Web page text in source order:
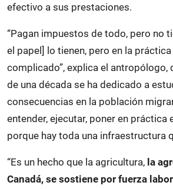
efectivo a sus prestaciones.
“Pagan impuestos de todo, pero no
el papel] lo tienen, pero en la
complicado”, explica el antropólogo,
de una década se ha dedicado a
consecuencias en la población
entender, ejecutar, poner en práctica
porque hay toda una infraestructura
“Es un hecho que la agricultura, la
Canadá, se sostiene por fuerza